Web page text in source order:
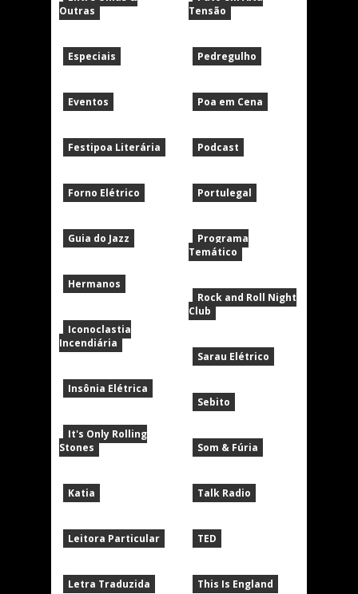
Outras
Especiais
Eventos
Festipoa Literária
Forno Elétrico
Guia do Jazz
Hermanos
Iconoclastia
Incendiária
Insônia Elétrica
It's Only Rolling
Stones
Katia
Leitora Particular
Letra Traduzida
Tensão
Pedregulho
Poa em Cena
Podcast
Portulegal
Programa
Temático
Rock and Roll Night
Club
Sarau Elétrico
Sebito
Som & Fúria
Talk Radio
TED
This Is England